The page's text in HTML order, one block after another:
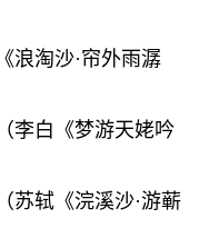
浪淘沙·帘外雨潺
李白《梦游天姥吟
苏轼《浣溪沙·游蕲